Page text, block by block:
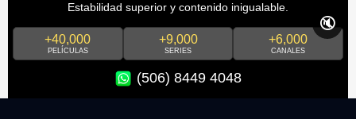
Estabilidad superior y contenido inigualable.
+40,000
PELÍCULAS
+9,000
SERIES
+6,000
CANALES
(506) 8449 4048
🔇